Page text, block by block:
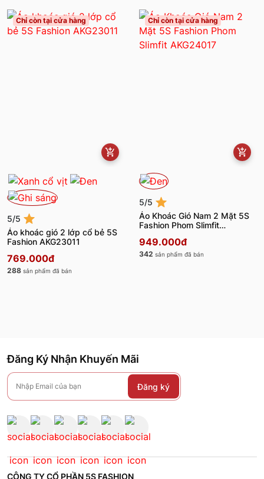
Chỉ còn tại cửa hàng
5/5
Áo khoác gió 2 lớp cổ bẻ 5S
Fashion AKG23011
769.000đ
288 sản phẩm đã bán
Chỉ còn tại cửa hàng
5/5
Áo Khoác Gió Nam 2 Mặt 5S
Fashion Phom Slimfit
949.000đ
342 sản phẩm đã bán
Đăng Ký Nhận Khuyến Mãi
Đăng ký
CÔNG TY CỔ PHẦN 5S FASHION